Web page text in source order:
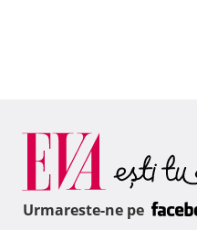
Urmareste-ne pe